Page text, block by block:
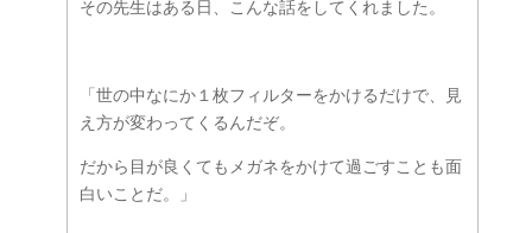
その先生はある日、こんな話をしてくれました。
「世の中なにか１枚フィルターをかけるだけで、見
え方が変わってくるんだぞ。
だから目が良くてもメガネをかけて過ごすことも面
白いことだ。」